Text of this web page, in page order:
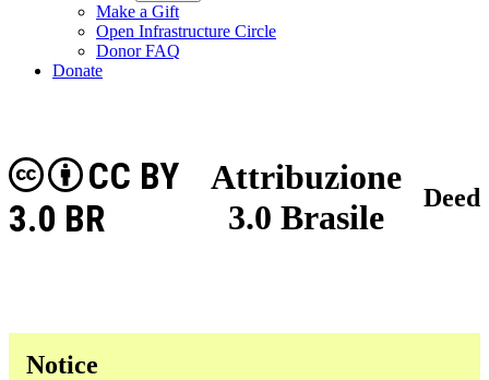
Make a Gift
Open Infrastructure Circle
Donor FAQ
Donate
Attribuzione
3.0 Brasile
CC BY
3.0 BR
Deed
Notice